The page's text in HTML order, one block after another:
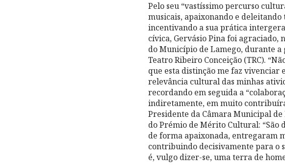
Pelo seu “vastíssimo percurso
musicais, apaixonando e
incentivando a sua prática
cívica, Gervásio Pina foi
do Município de Lamego, durante
Teatro Ribeiro Conceição (TRC).
que esta distinção me faz
relevância cultural das minhas
recordando em seguida a
indiretamente, em muito
Presidente da Câmara Municipal
do Prémio de Mérito Cultural: “São
de forma apaixonada, entregaram
contribuindo decisivamente para o
é, vulgo dizer-se, uma terra de